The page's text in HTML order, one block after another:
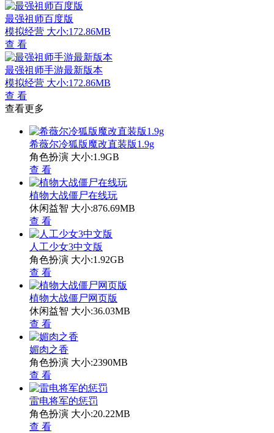
最强祖师百度版
模拟经营 大小:172.86MB
查 看
最强祖师手游最新版本
模拟经营 大小:172.86MB
查 看
查看更多
希薇尔冷狐版魔改直装版1.9g
角色扮演 大小:1.9GB
查 看
植物大战僵尸在线玩
休闲益智 大小:876.69MB
查 看
人工少女3中文版
角色扮演 大小:1.92GB
查 看
植物大战僵尸网页版
休闲益智 大小:36.03MB
查 看
媚肉之香
角色扮演 大小:2390MB
查 看
雷电将军的惩罚
角色扮演 大小:20.22MB
查 看